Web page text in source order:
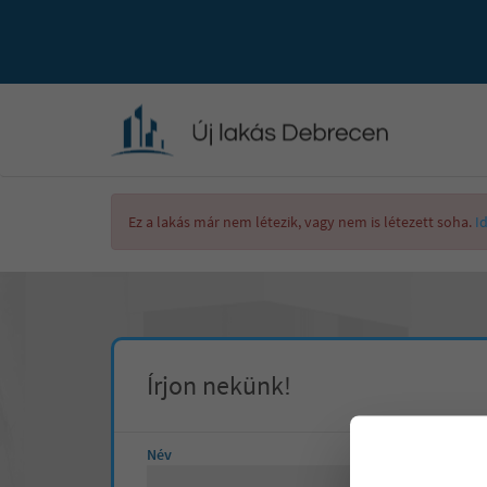
Ez a lakás már nem létezik, vagy nem is létezett soha.
Írjon nekünk!
Név